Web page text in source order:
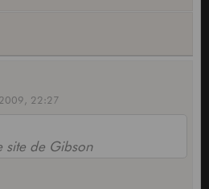
22:27
site de Gibson